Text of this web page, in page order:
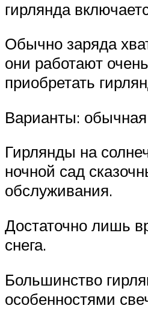
гирлянда
Обычно заряда
они работают
приобретать
Варианты:
Гирлянды на
ночной сад
обслуживания.
Достаточно лишь
снега.
Большинство
особенностями